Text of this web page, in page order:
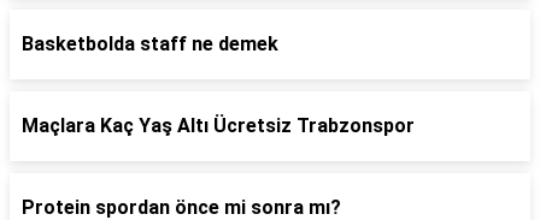
Basketbolda staff ne demek
Maçlara Kaç Yaş Altı Ücretsiz Trabzonspor
Protein spordan önce mi sonra mı?